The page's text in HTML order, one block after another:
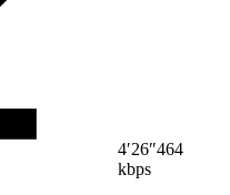
4′26″464
kbps